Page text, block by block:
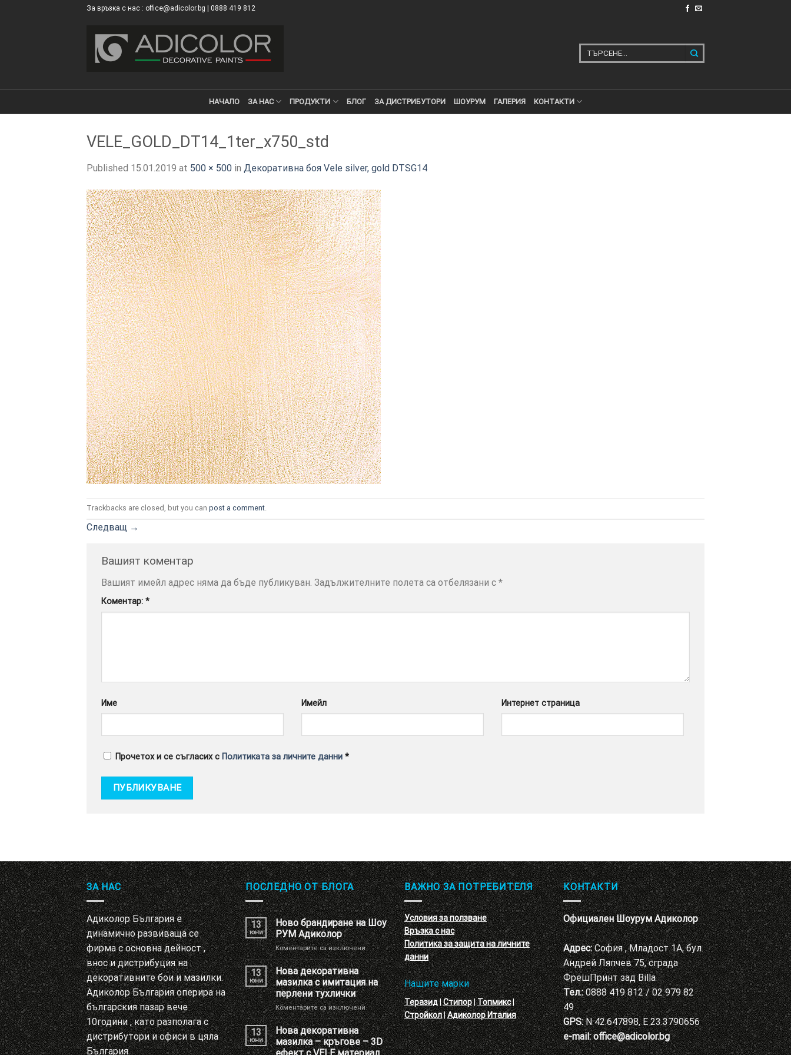
За връзка с нас : office@adicolor.bg | 0888 419 812
за:
НАЧАЛО ЗА НАС ПРОДУКТИ БЛОГ ЗА ДИСТРИБУТОРИ ШОУРУМ ГАЛЕРИЯ КОНТАКТИ
VELE_GOLD_DT14_1ter_x750_std
Published 15.01.2019 at 500 × 500 in Декоративна боя Vele silver, gold DTSG14
Trackbacks are closed, but you can post a comment
Следващ →
Вашият коментар
Вашият имейл адрес няма да бъде публикуван. Задължителните полета са отбелязани с *
Коментар: *
Име Имейл Интернет страница
Прочетох и се съгласих с Политиката за личните данни *
ЗА НАС
Адиколор България е
динамично развиваща се
фирма с основна дейност ,
внос и дистрибуция на
декоративните бои и мазилки.
Адиколор България оперира на
българския пазар вече
10години , като разполага с
дистрибутори и офиси в цяла
България.
ПОСЛЕДНО ОТ БЛОГА
13
юни
Ново брандиране на Шоу
РУМ Адиколор
Коментарите са изключениза
Ново
брандиране
на
Шоу
РУМ
Адиколор
13
юни
Нова декоративна
мазилка с имитация на
перлени тухлички
Коментарите са изключениза
Нова
декоративна
мазилка
с
13
юни
Нова декоративна
мазилка – кръгове – 3D
ВАЖНО ЗА ПОТРЕБИТЕЛЯ
Условия за ползване
Връзка с нас
Политика за защита на личните
данни
Нашите марки
Теразид|Стипор|Топмикс|
Стройкол|Адиколор Италия
КОНТАКТИ
Официален Шоурум Адиколор
Адрес:София , Младост 1А, бул.
Андрей Ляпчев 75, сграда
ФрешПринт зад Billa
Тел.:0888 419 812 / 02 979 82
49
GPS:N 42.647898, E 23.3790656
e-mail: office@adicolor.bg
×
ТОЗИ САЙТ ИЗПОЛЗВА БИСКВИТКИ.
ПОВЕЧЕ ИНФОРМАЦИЯ МОЖЕТЕ ДА
НАМЕРИТЕ ТУК.
ОПЦИИ